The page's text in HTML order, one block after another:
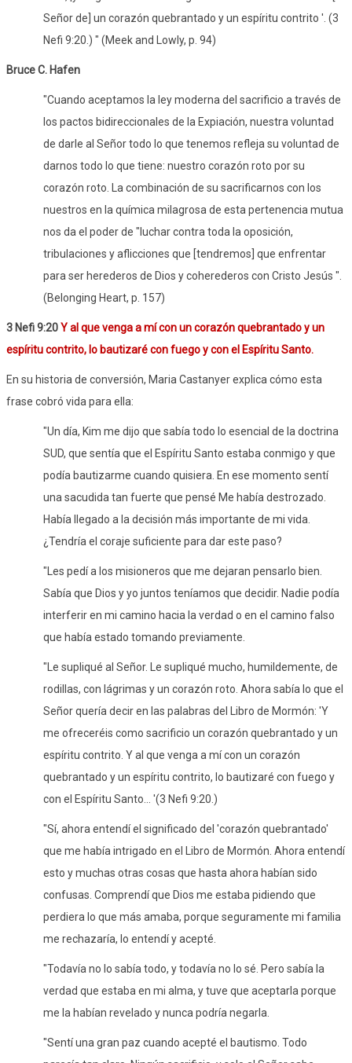
Señor de] un corazón quebrantado y un espíritu contrito '. (3
Nefi 9:20.) " (Meek and Lowly, p. 94)
Bruce C. Hafen
"Cuando aceptamos la ley moderna del sacrificio a través de
los pactos bidireccionales de la Expiación, nuestra voluntad
de darle al Señor todo lo que tenemos refleja su voluntad de
darnos todo lo que tiene: nuestro corazón roto por su
corazón roto. La combinación de su sacrificarnos con los
nuestros en la química milagrosa de esta pertenencia mutua
nos da el poder de "luchar contra toda la oposición,
tribulaciones y aflicciones que [tendremos] que enfrentar
para ser herederos de Dios y coherederos con Cristo Jesús ".
(Belonging Heart, p. 157)
3 Nefi 9:20Y al que venga a mí con un corazón quebrantado y un
espíritu contrito, lo bautizaré con fuego y con el Espíritu Santo.
En su historia de conversión, Maria Castanyer explica cómo esta
frase cobró vida para ella:
"Un día, Kim me dijo que sabía todo lo esencial de la doctrina
SUD, que sentía que el Espíritu Santo estaba conmigo y que
podía bautizarme cuando quisiera. En ese momento sentí
una sacudida tan fuerte que pensé Me había destrozado.
Había llegado a la decisión más importante de mi vida.
¿Tendría el coraje suficiente para dar este paso?
"Les pedí a los misioneros que me dejaran pensarlo bien.
Sabía que Dios y yo juntos teníamos que decidir. Nadie podía
interferir en mi camino hacia la verdad o en el camino falso
que había estado tomando previamente.
"Le supliqué al Señor. Le supliqué mucho, humildemente, de
rodillas, con lágrimas y un corazón roto. Ahora sabía lo que el
Señor quería decir en las palabras del Libro de Mormón: 'Y
me ofreceréis como sacrificio un corazón quebrantado y un
espíritu contrito. Y al que venga a mí con un corazón
quebrantado y un espíritu contrito, lo bautizaré con fuego y
con el Espíritu Santo... '(3 Nefi 9:20.)
"Sí, ahora entendí el significado del 'corazón quebrantado'
que me había intrigado en el Libro de Mormón. Ahora entendí
esto y muchas otras cosas que hasta ahora habían sido
confusas. Comprendí que Dios me estaba pidiendo que
perdiera lo que más amaba, porque seguramente mi familia
me rechazaría, lo entendí y acepté.
"Todavía no lo sabía todo, y todavía no lo sé. Pero sabía la
verdad que estaba en mi alma, y ​​tuve que aceptarla porque
me la habían revelado y nunca podría negarla.
"Sentí una gran paz cuando acepté el bautismo. Todo